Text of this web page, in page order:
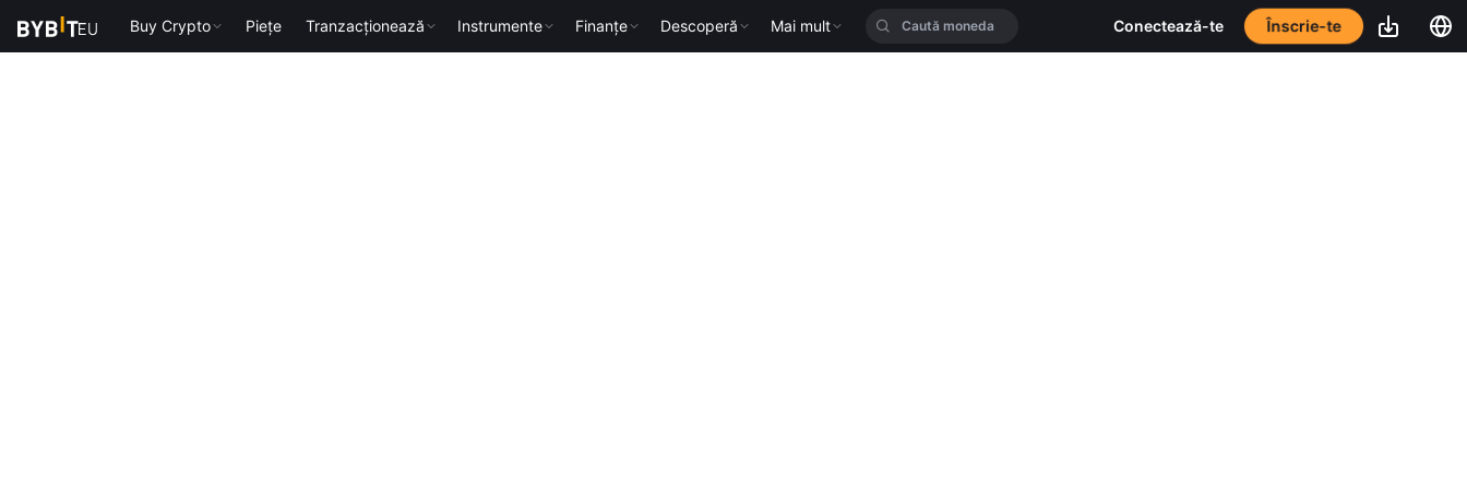
Buy Crypto Piețe Tranzacționează Instrumente Finanțe Descoperă Mai mult Conectează-te Înscrie-te